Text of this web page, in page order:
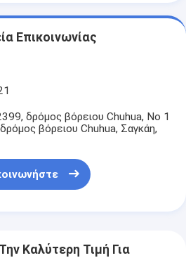
Επικοινωνίας
δρόμος βόρειου Chuhua, Νο 1
βόρειου Chuhua, Σαγκάη,
Καλύτερη Τιμή Για